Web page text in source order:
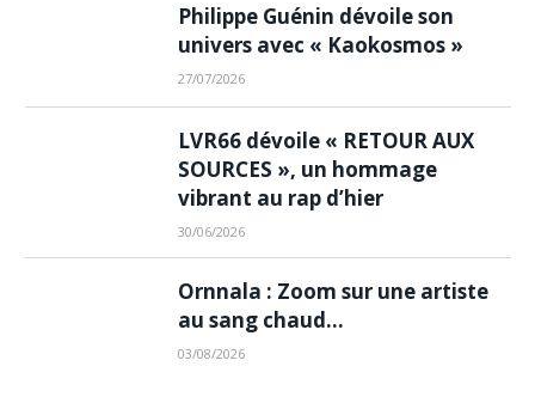
Philippe Guénin dévoile son
univers avec « Kaokosmos »
27/07/2026
LVR66 dévoile « RETOUR AUX
SOURCES », un hommage
vibrant au rap d’hier
30/06/2026
Ornnala : Zoom sur une artiste
au sang chaud…
03/08/2026